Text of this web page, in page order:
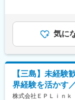
手当もござい
■充実の研修制
導入研修が80
す。
■キャリアステ
る仕事となっ
うに、充実し
・治験薬のデ
・検査データ
・症例報告書
・関連部門の
業手当＞有＜
ヶ月（夏冬2
手当を支給致
を通じて上下
た表記です。
気に
【三島】未経
界経験を活かす
株式会社ＥＰＬｉｎｋ